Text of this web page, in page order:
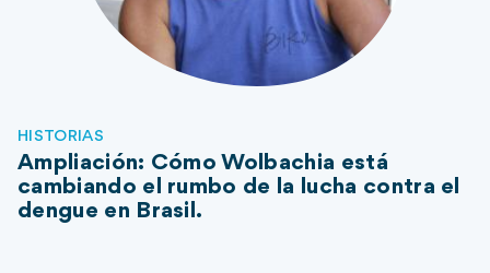
HISTORIAS
Ampliación: Cómo Wolbachia está
cambiando el rumbo de la lucha contra el
dengue en Brasil.